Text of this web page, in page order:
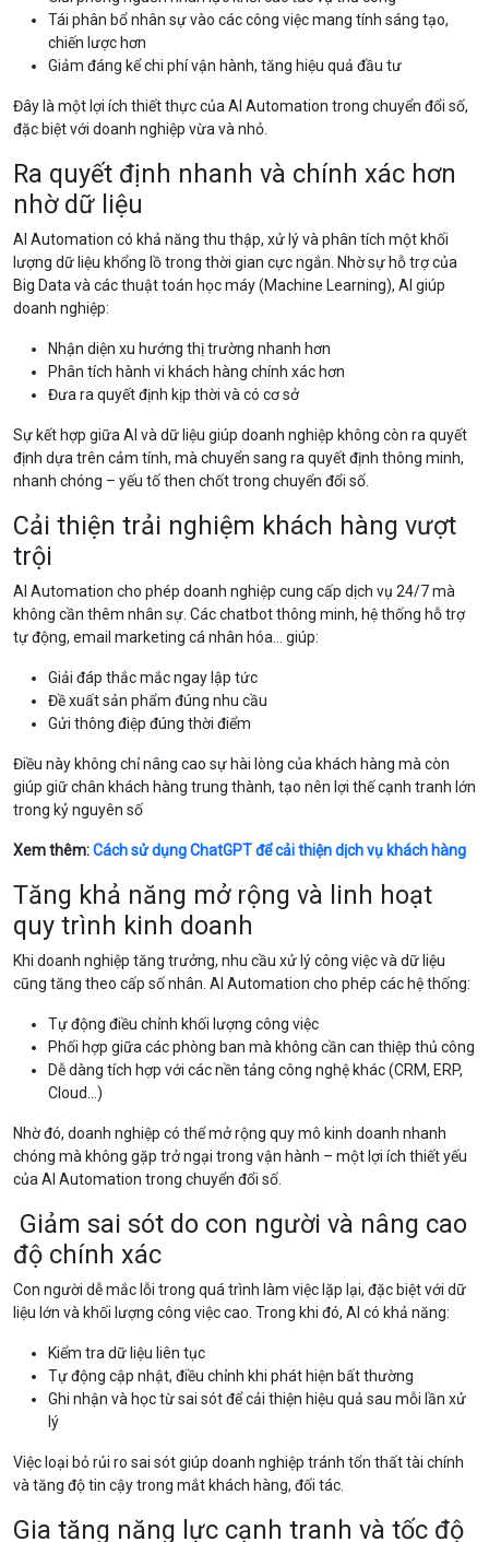
Tái phân bổ nhân sự vào các công việc mang tính sáng tạo,
chiến lược hơn
Giảm đáng kể chi phí vận hành, tăng hiệu quả đầu tư
Đây là một lợi ích thiết thực của AI Automation trong chuyển đổi số,
đặc biệt với doanh nghiệp vừa và nhỏ.
Ra quyết định nhanh và chính xác hơn
nhờ dữ liệu
AI Automation có khả năng thu thập, xử lý và phân tích một khối
lượng dữ liệu khổng lồ trong thời gian cực ngắn. Nhờ sự hỗ trợ của
Big Data và các thuật toán học máy (Machine Learning), AI giúp
doanh nghiệp:
Nhận diện xu hướng thị trường nhanh hơn
Phân tích hành vi khách hàng chính xác hơn
Đưa ra quyết định kịp thời và có cơ sở
Sự kết hợp giữa AI và dữ liệu giúp doanh nghiệp không còn ra quyết
định dựa trên cảm tính, mà chuyển sang ra quyết định thông minh,
nhanh chóng – yếu tố then chốt trong chuyển đổi số.
Cải thiện trải nghiệm khách hàng vượt
trội
AI Automation cho phép doanh nghiệp cung cấp dịch vụ 24/7 mà
không cần thêm nhân sự. Các chatbot thông minh, hệ thống hỗ trợ
tự động, email marketing cá nhân hóa… giúp:
Giải đáp thắc mắc ngay lập tức
Đề xuất sản phẩm đúng nhu cầu
Gửi thông điệp đúng thời điểm
Điều này không chỉ nâng cao sự hài lòng của khách hàng mà còn
giúp giữ chân khách hàng trung thành, tạo nên lợi thế cạnh tranh lớn
trong kỷ nguyên số
Xem thêm:Cách sử dụng ChatGPT để cải thiện dịch vụ khách hàng
Tăng khả năng mở rộng và linh hoạt
quy trình kinh doanh
Khi doanh nghiệp tăng trưởng, nhu cầu xử lý công việc và dữ liệu
cũng tăng theo cấp số nhân. AI Automation cho phép các hệ thống:
Tự động điều chỉnh khối lượng công việc
Phối hợp giữa các phòng ban mà không cần can thiệp thủ công
Dễ dàng tích hợp với các nền tảng công nghệ khác (CRM, ERP,
Cloud...)
Nhờ đó, doanh nghiệp có thể mở rộng quy mô kinh doanh nhanh
chóng mà không gặp trở ngại trong vận hành – một lợi ích thiết yếu
của AI Automation trong chuyển đổi số.
Giảm sai sót do con người và nâng cao
độ chính xác
Con người dễ mắc lỗi trong quá trình làm việc lặp lại, đặc biệt với dữ
liệu lớn và khối lượng công việc cao. Trong khi đó, AI có khả năng:
Kiểm tra dữ liệu liên tục
Tự động cập nhật, điều chỉnh khi phát hiện bất thường
Ghi nhận và học từ sai sót để cải thiện hiệu quả sau mỗi lần xử
lý
Việc loại bỏ rủi ro sai sót giúp doanh nghiệp tránh tổn thất tài chính
và tăng độ tin cậy trong mắt khách hàng, đối tác.
Gia tăng năng lực cạnh tranh và tốc độ